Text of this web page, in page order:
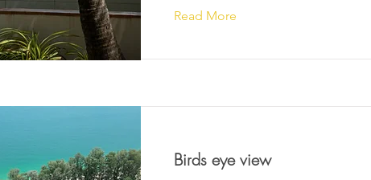
Read More
Birds eye view